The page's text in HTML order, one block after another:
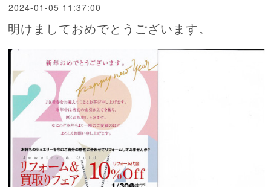
2024-01-05 11:37:00
明けましておめでとうございます。